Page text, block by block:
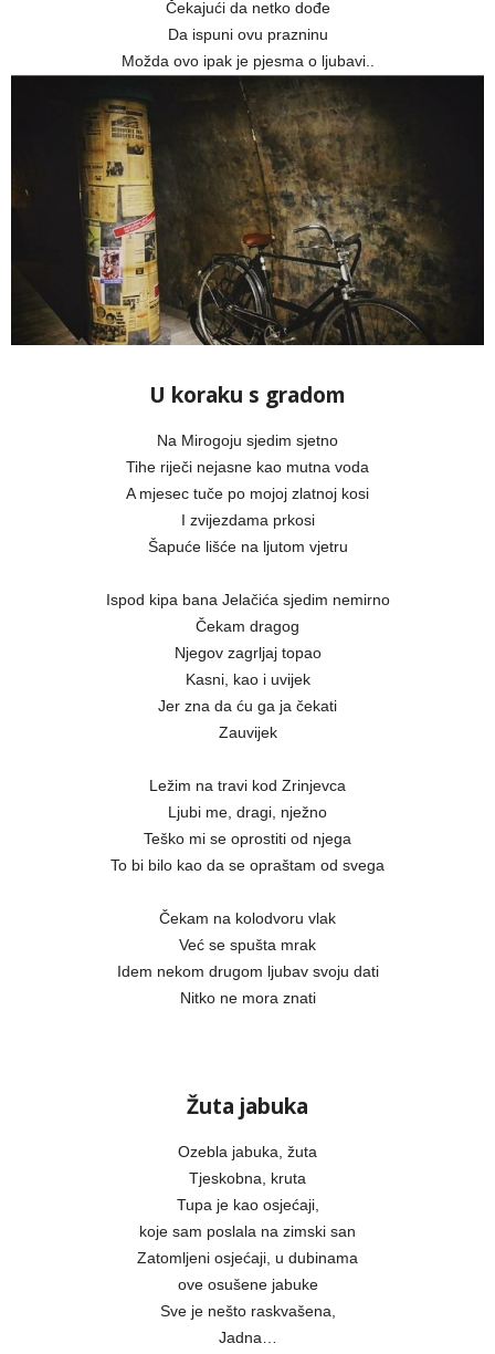
Čekajući da netko dođe
Da ispuni ovu prazninu
Možda ovo ipak je pjesma o ljubavi..
U koraku s gradom
Na Mirogoju sjedim sjetno
Tihe riječi nejasne kao mutna voda
A mjesec tuče po mojoj zlatnoj kosi
I zvijezdama prkosi
Šapuće lišće na ljutom vjetru
Ispod kipa bana Jelačića sjedim nemirno
Čekam dragog
Njegov zagrljaj topao
Kasni, kao i uvijek
Jer zna da ću ga ja čekati
Zauvijek
Ležim na travi kod Zrinjevca
Ljubi me, dragi, nježno
Teško mi se oprostiti od njega
To bi bilo kao da se opraštam od svega
Čekam na kolodvoru vlak
Već se spušta mrak
Idem nekom drugom ljubav svoju dati
Nitko ne mora znati
Žuta jabuka
Ozebla jabuka, žuta
Tjeskobna, kruta
Tupa je kao osjećaji,
koje sam poslala na zimski san
Zatomljeni osjećaji, u dubinama
ove osušene jabuke
Sve je nešto raskvašena,
Jadna…